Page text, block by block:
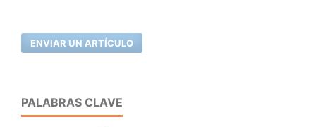
ENVIAR UN ARTÍCULO
PALABRAS CLAVE